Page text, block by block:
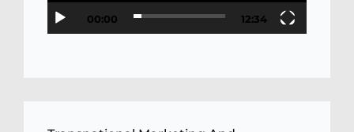
00:00 12:34